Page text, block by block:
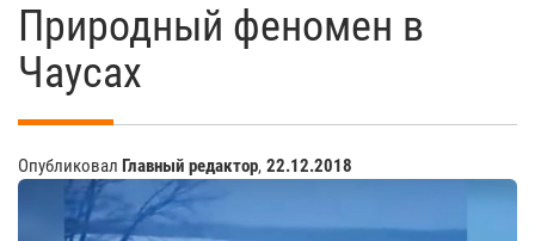
Природный феномен в
Чаусах
Опубликовал Главный редактор, 22.12.2018